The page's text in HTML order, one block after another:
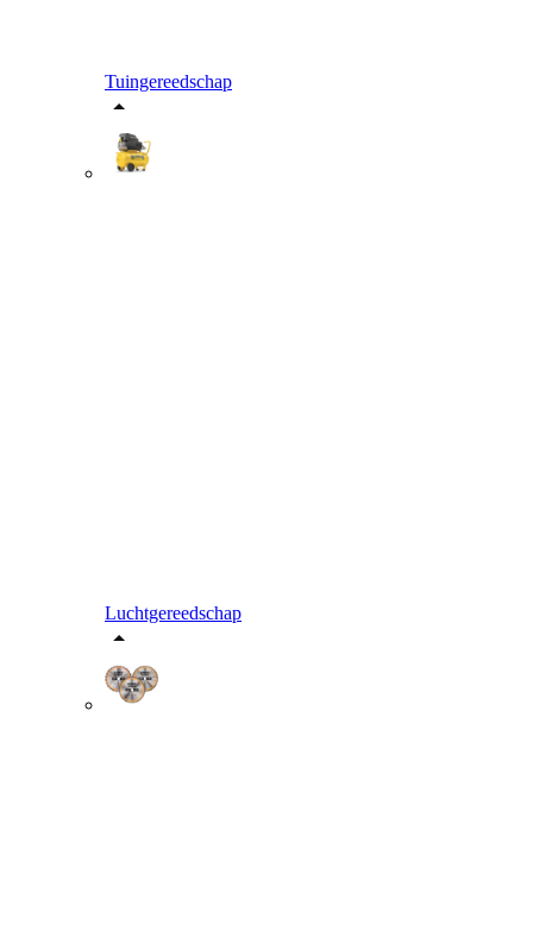
Tuingereedschap
Luchtgereedschap